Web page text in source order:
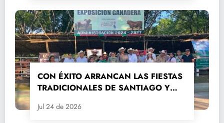
CON ÉXITO ARRANCAN LAS FIESTAS
TRADICIONALES DE SANTIAGO Y
Jul 24 de 2026